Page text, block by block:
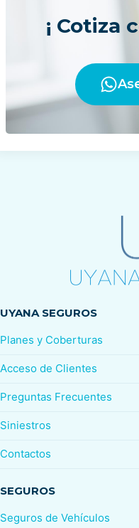
¡ Cotiza
UYANA SEGUROS
Planes y Coberturas
Acceso de Clientes
Preguntas Frecuentes
Siniestros
Contactos
SEGUROS
Seguros de Vehículos